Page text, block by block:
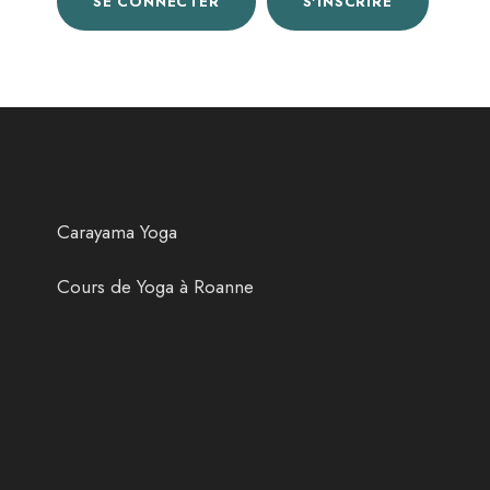
Carayama Yoga
Cours de Yoga à Roanne